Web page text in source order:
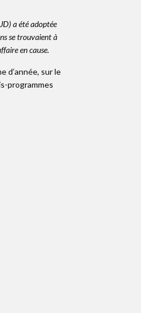
a été adoptée
se trouvaient à
en cause.
d’année, sur le
programmes